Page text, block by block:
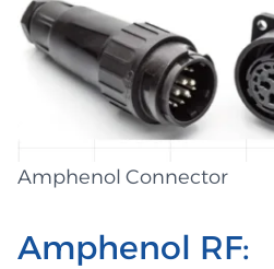
Amphenol Connector
Amphenol RF: